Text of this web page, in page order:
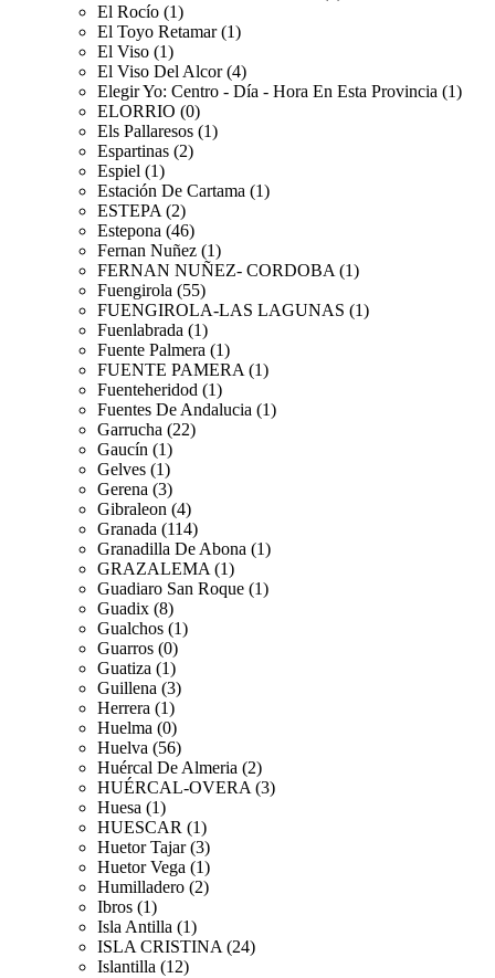
El Rocío (1)
El Toyo Retamar (1)
El Viso (1)
El Viso Del Alcor (4)
Elegir Yo: Centro - Día - Hora En Esta Provincia (1)
ELORRIO (0)
Els Pallaresos (1)
Espartinas (2)
Espiel (1)
Estación De Cartama (1)
ESTEPA (2)
Estepona (46)
Fernan Nuñez (1)
FERNAN NUÑEZ- CORDOBA (1)
Fuengirola (55)
FUENGIROLA-LAS LAGUNAS (1)
Fuenlabrada (1)
Fuente Palmera (1)
FUENTE PAMERA (1)
Fuenteheridod (1)
Fuentes De Andalucia (1)
Garrucha (22)
Gaucín (1)
Gelves (1)
Gerena (3)
Gibraleon (4)
Granada (114)
Granadilla De Abona (1)
GRAZALEMA (1)
Guadiaro San Roque (1)
Guadix (8)
Gualchos (1)
Guarros (0)
Guatiza (1)
Guillena (3)
Herrera (1)
Huelma (0)
Huelva (56)
Huércal De Almeria (2)
HUÉRCAL-OVERA (3)
Huesa (1)
HUESCAR (1)
Huetor Tajar (3)
Huetor Vega (1)
Humilladero (2)
Ibros (1)
Isla Antilla (1)
ISLA CRISTINA (24)
Islantilla (12)